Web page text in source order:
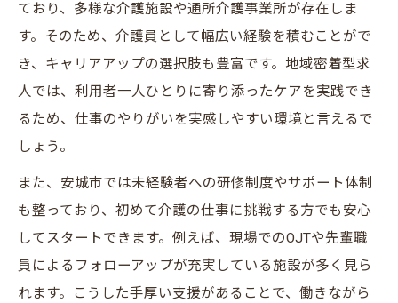
ており、多様な介護施設や通所介護事業所が存在しま
す。そのため、介護員として幅広い経験を積むことがで
き、キャリアアップの選択肢も豊富です。地域密着型求
人では、利用者一人ひとりに寄り添ったケアを実践でき
るため、仕事のやりがいを実感しやすい環境と言えるで
しょう。
また、安城市では未経験者への研修制度やサポート体制
も整っており、初めて介護の仕事に挑戦する方でも安心
してスタートできます。例えば、現場でのOJTや先輩職
員によるフォローアップが充実している施設が多く見ら
れます。こうした手厚い支援があることで、働きながら